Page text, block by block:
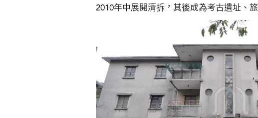
2010年中展開清拆，其後成為考古遺址、